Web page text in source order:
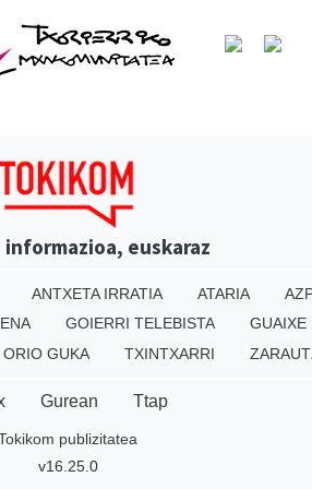
informazioa, euskaraz
ANTXETA IRRATIA ATARIA
GOIERRI TELEBISTA
GUAIXE
ORIO GUKA TXINTXARRI
Gurean Ttap
publizitatea
v16.25.0